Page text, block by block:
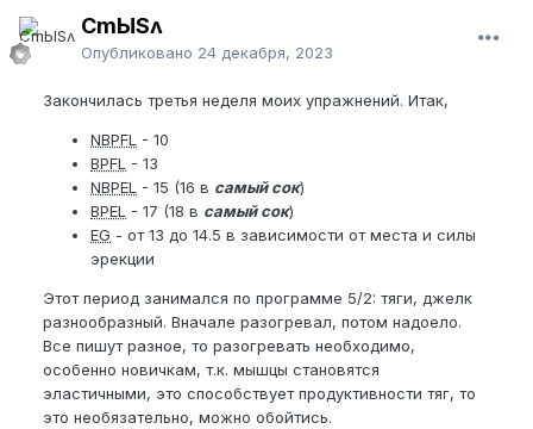
CmЫSʌ
Опубликовано 24 декабря, 2023
Закончилась третья неделя моих упражнений. Итак,
NBPFL
- 10
BPFL
- 13
NBPEL
- 15 (16 в самый сок)
BPEL
- 17 (18 в самый сок)
EG - от 13 до 14.5 в зависимости от места и силы
эрекции
Этот период занимался по программе 5/2: тяги, джелк
разнообразный. Вначале разогревал, потом надоело.
Все пишут разное, то разогревать необходимо,
особенно новичкам, т.к. мышцы становятся
эластичными, это способствует продуктивности тяг, то
это необязательно, можно обойтись.